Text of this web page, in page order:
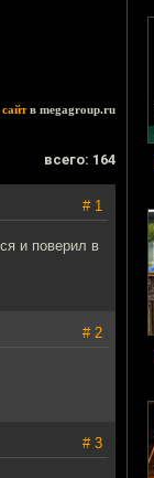
сайтв megagroup.ru
всего: 164
# 1
и поверил в
# 2
# 3